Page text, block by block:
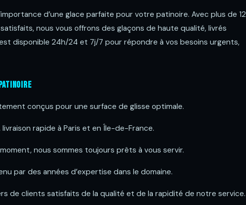
d’une glace parfaite pour votre patinoire. Avec plus de 12
nous vous offrons des glaçons de haute qualité, livrés
disponible 24h/24 et 7j/7 pour répondre à vos besoins urgents,
conçus pour une surface de glisse optimale.
livraison rapide à Paris et en Île-de-France.
nous sommes toujours prêts à vous servir.
par des années d’expertise dans le domaine.
de clients satisfaits de la qualité et de la rapidité de notre service.